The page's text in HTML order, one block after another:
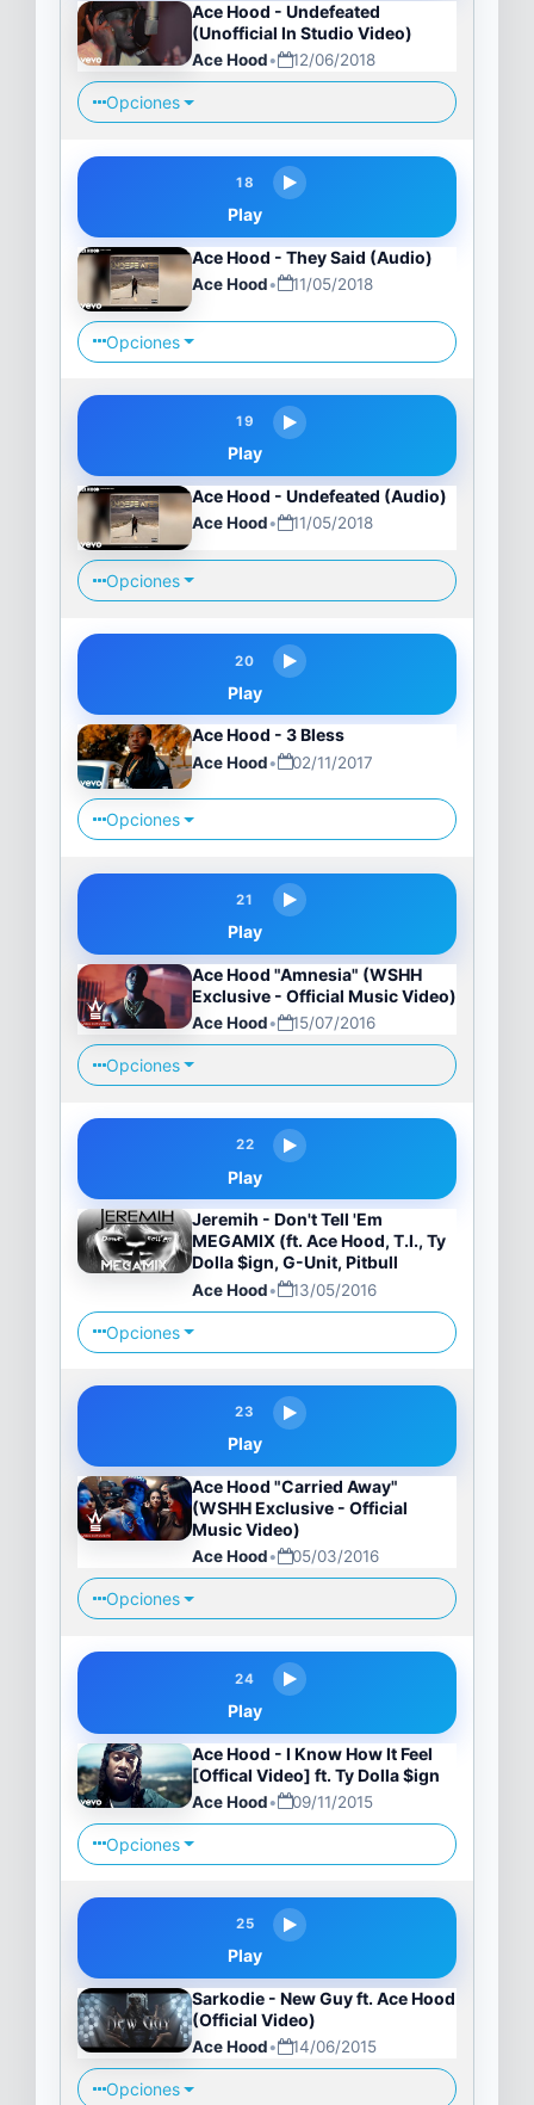
Ace Hood - Undefeated
(Unofficial In Studio Video)
Ace Hood• 12/06/2018
Opciones
18
Play
Ace Hood - They Said (Audio)
Ace Hood• 11/05/2018
Opciones
19
Play
Ace Hood - Undefeated (Audio)
Ace Hood• 11/05/2018
Opciones
20
Play
Ace Hood - 3 Bless
Ace Hood• 02/11/2017
Opciones
21
Play
Ace Hood "Amnesia" (WSHH
Exclusive - Official Music Video)
Ace Hood• 15/07/2016
Opciones
22
Play
Jeremih - Don't Tell 'Em
MEGAMIX (ft. Ace Hood, T.I., Ty
Dolla $ign, G-Unit, Pitbull
Ace Hood• 13/05/2016
Opciones
23
Play
Ace Hood "Carried Away"
(WSHH Exclusive - Official
Music Video)
Ace Hood• 05/03/2016
Opciones
24
Play
Ace Hood - I Know How It Feel
[Offical Video] ft. Ty Dolla $ign
Ace Hood• 09/11/2015
Opciones
25
Play
Sarkodie - New Guy ft. Ace Hood
(Official Video)
Ace Hood• 14/06/2015
Opciones